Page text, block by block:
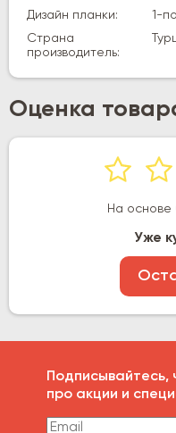
Дизайн планки:
1-
Страна
производитель:
Оценка
На основе
Уже
Подписывайтесь,
про акции и